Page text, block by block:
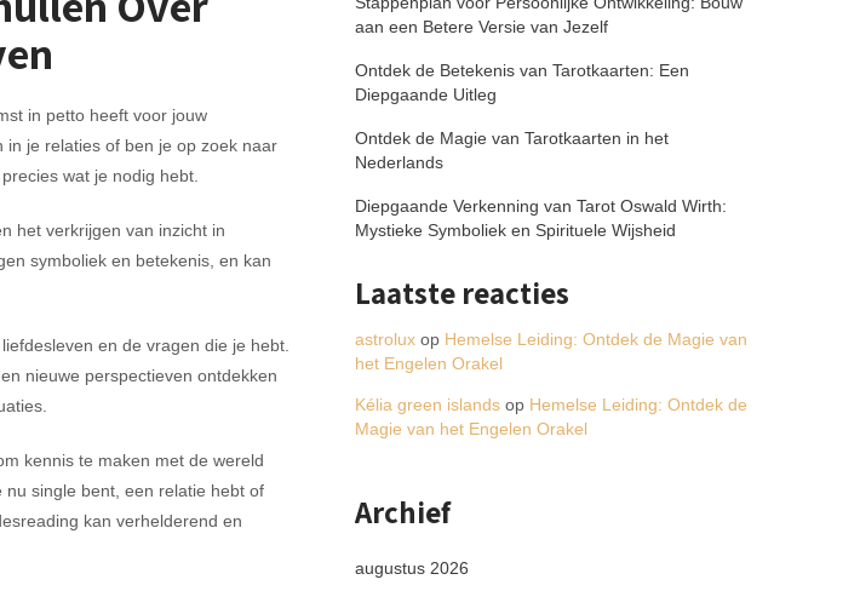
in petto heeft voor jouw
in je relaties of ben je op zoek naar
wat je nodig hebt.
het verkrijgen van inzicht in
symboliek en betekenis, en kan
en de vragen die je hebt.
nieuwe perspectieven ontdekken
kennis te maken met de wereld
single bent, een relatie hebt of
kan verhelderend en
aan een Betere Versie van Jezelf
Ontdek de Betekenis van Tarotkaarten: Een
Diepgaande Uitleg
Ontdek de Magie van Tarotkaarten in het
Nederlands
Diepgaande Verkenning van Tarot Oswald Wirth:
Mystieke Symboliek en Spirituele Wijsheid
Laatste reacties
astrolux op Hemelse Leiding: Ontdek de Magie van
het Engelen Orakel
Kélia green islands op Hemelse Leiding: Ontdek de
Magie van het Engelen Orakel
Archief
augustus 2026